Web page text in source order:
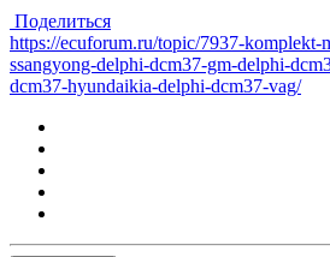
Поделиться
https://ecuforum.ru/topic/7937-komplekt-
ssangyong-delphi-dcm37-gm-delphi-
dcm37-hyundaikia-delphi-dcm37-vag/